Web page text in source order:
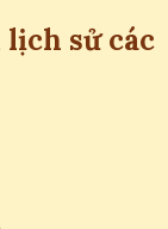
sử các